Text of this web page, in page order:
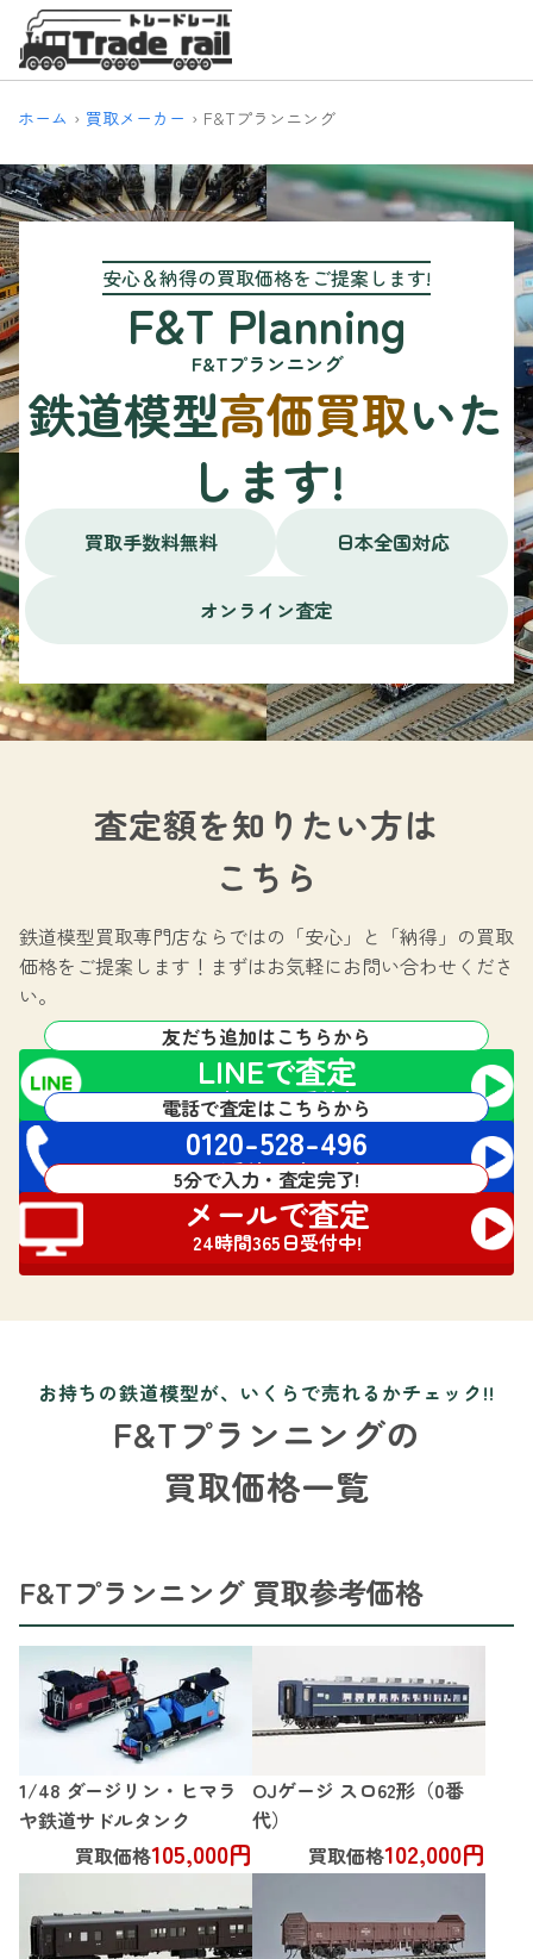
ホーム 買取メーカー F&Tプランニング
安心＆納得の買取価格をご提案します!
F&T Planning
F&Tプランニング
鉄道模型高価買取いた
します!
買取手数料無料 日本全国対応
オンライン査定
査定額を知りたい方は
こちら
鉄道模型買取専門店ならではの 「安心」と「納得」の買取
価格をご提案します！ まずはお気軽にお問い合わせくださ
い。
友だち追加はこちらから
LINEで査定
24時間365日受付中!
電話で査定はこちらから
0120-528-496
電話受付 24時間対応
5分で入力・査定完了!
メールで査定
24時間365日受付中!
お持ちの鉄道模型が、いくらで売れるかチェック!!
F&Tプランニングの
買取価格一覧
F&Tプランニング 買取参考価格
1/48 ダージリン・ヒマラ
ヤ鉄道サドルタンク
買取価格105,000円
OJゲージ スロ62形（0番
代）
買取価格102,000円